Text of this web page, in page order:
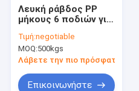
Λευκή ράβδος PP
μήκους 6 ποδιών για
σφραγίδα
Τιμή:negotiable
MOQ:500kgs
Λάβετε την πιο πρόσφατη τιμή
Επικοινωνήστε